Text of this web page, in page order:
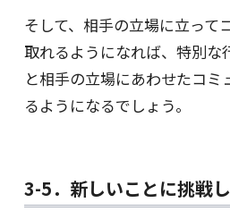
そして、相手の立場に立って
取れるようになれば、特別な
と相手の立場にあわせたコミ
るようになるでしょう。
3-5．新しいことに挑戦